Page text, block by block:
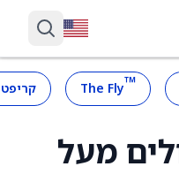
™
The Fly קריפטו
מעל